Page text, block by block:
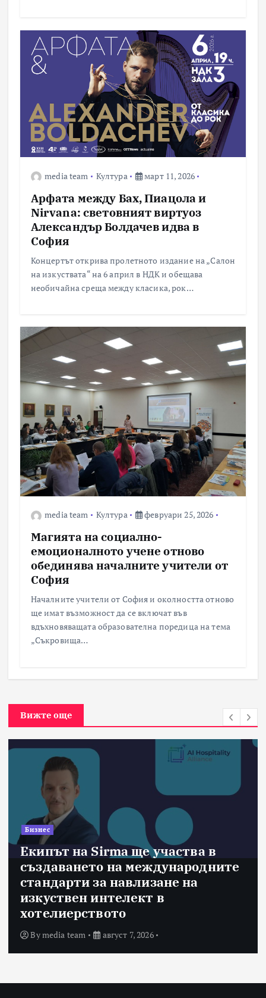
media team Култура март 11, 2026
Арфата между Бах, Пиацола и
Nirvana: световният виртуоз
Александър Болдачев идва в
София
Концертът открива пролетното издание на „Салон
на изкуствата“ на 6 април в НДК и обещава
необичайна среща между класика, рок…
media team Култура февруари 25, 2026
Магията на социално-
емоционалното учене отново
обединява началните учители от
София
Началните учители от София и околността отново
ще имат възможност да се включат във
вдъхновяващата образователна поредица на тема
„Съкровища…
Вижте още
Бизнес
Екипът на Sirma ще участва в
създаването на международните
стандарти за навлизане на
изкуствен интелект в
хотелиерството
Bymedia team август 7, 2026